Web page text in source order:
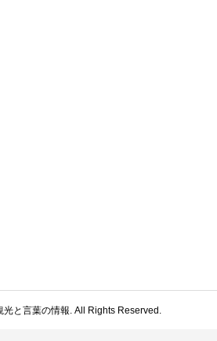
と言葉の情報. All Rights Reserved.